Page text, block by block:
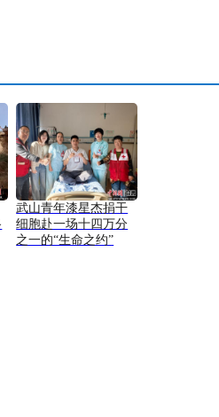
武山青年漆星杰捐干
细胞赴一场十四万分
之一的“生命之约”